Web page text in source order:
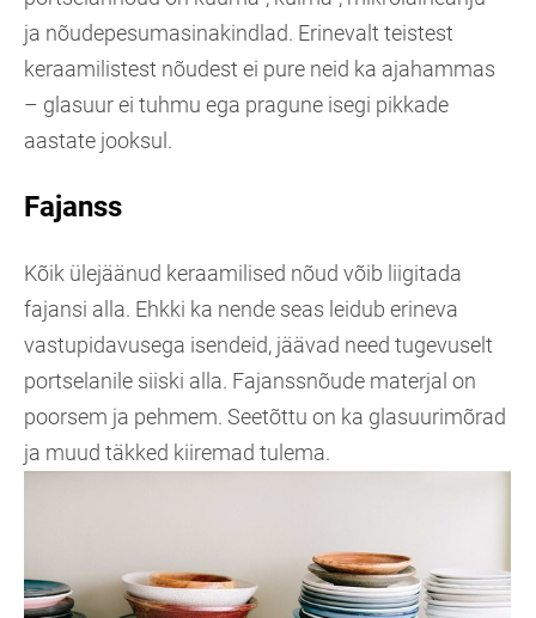
ja nõudepesumasinakindlad. Erinevalt teistest
keraamilistest nõudest ei pure neid ka ajahammas
– glasuur ei tuhmu ega pragune isegi pikkade
aastate jooksul.
Fajanss
Kõik ülejäänud keraamilised nõud võib liigitada
fajansi alla. Ehkki ka nende seas leidub erineva
vastupidavusega isendeid, jäävad need tugevuselt
portselanile siiski alla. Fajanssnõude materjal on
poorsem ja pehmem. Seetõttu on ka glasuurimõrad
ja muud täkked kiiremad tulema.